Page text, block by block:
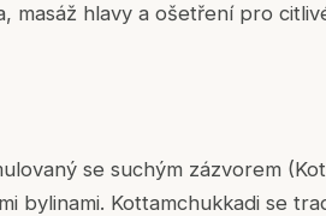
masáž hlavy a ošetření pro
se suchým zázvorem
bylinami. Kottamchukkadi se